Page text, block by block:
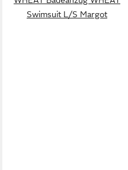
Swimsuit L/S Margot